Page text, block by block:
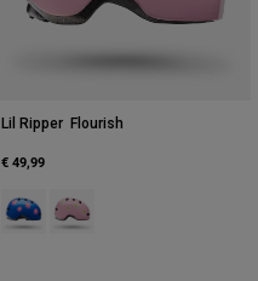
Lil Ripper Flourish
€ 49,99
Product swatch type of Blue/Pink.
Product swatch type of